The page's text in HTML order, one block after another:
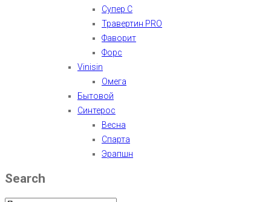
Супер С
Травертин PRO
Фаворит
Форс
Vinisin
Омега
Бытовой
Синтерос
Весна
Спарта
Эрапшн
Search